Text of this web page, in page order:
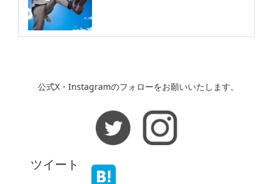
公式X・Instagramのフォローをお願いいたします。
ツイート